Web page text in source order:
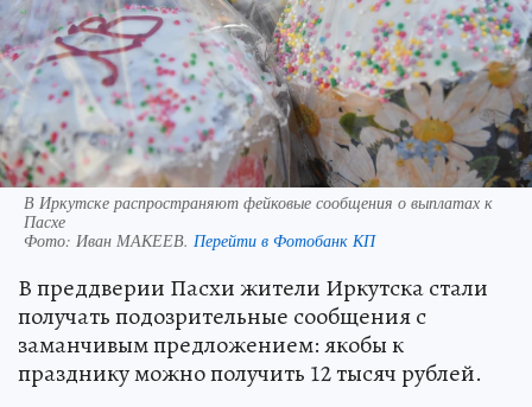
В Иркутске распространяют фейковые сообщения о выплатах к
Пасхе
Фото: Иван МАКЕЕВ. Перейти в Фотобанк КП
В преддверии Пасхи жители Иркутска стали
получать подозрительные сообщения с
заманчивым предложением: якобы к
празднику можно получить 12 тысяч рублей.